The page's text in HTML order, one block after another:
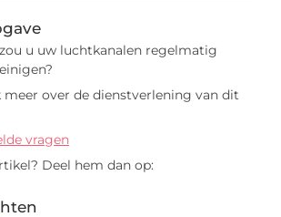
u uw luchtkanalen regelmatig
meer over de dienstverlening van dit
vragen
Deel hem dan op: